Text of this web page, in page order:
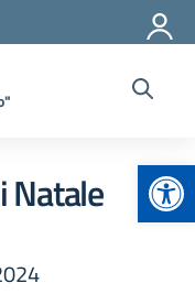
Natale